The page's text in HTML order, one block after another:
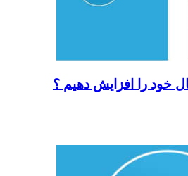
خود را افزایش دهیم ؟